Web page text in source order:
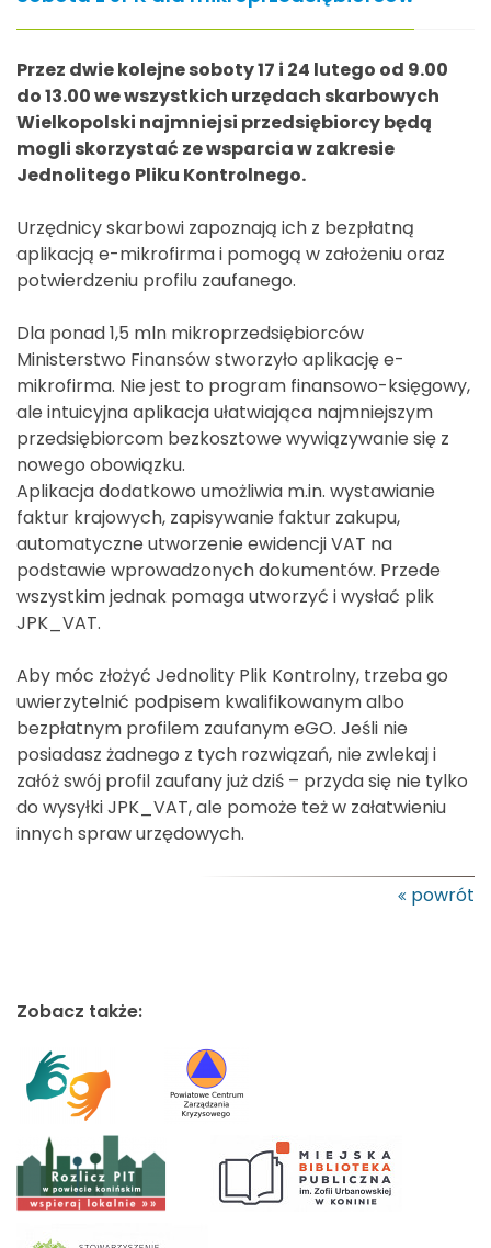
Przez dwie kolejne soboty 17 i 24 lutego od 9.00
do 13.00 we wszystkich urzędach skarbowych
Wielkopolski najmniejsi przedsiębiorcy będą
mogli skorzystać ze wsparcia w zakresie
Jednolitego Pliku Kontrolnego.
Urzędnicy skarbowi zapoznają ich z bezpłatną
aplikacją e-mikrofirma i pomogą w założeniu oraz
potwierdzeniu profilu zaufanego.
Dla ponad 1,5 mln mikroprzedsiębiorców
Ministerstwo Finansów stworzyło aplikację e-
mikrofirma. Nie jest to program finansowo-księgowy,
ale intuicyjna aplikacja ułatwiająca najmniejszym
przedsiębiorcom bezkosztowe wywiązywanie się z
nowego obowiązku.
Aplikacja dodatkowo umożliwia m.in. wystawianie
faktur krajowych, zapisywanie faktur zakupu,
automatyczne utworzenie ewidencji VAT na
podstawie wprowadzonych dokumentów. Przede
wszystkim jednak pomaga utworzyć i wysłać plik
JPK_VAT.
Aby móc złożyć Jednolity Plik Kontrolny, trzeba go
uwierzytelnić podpisem kwalifikowanym albo
bezpłatnym profilem zaufanym eGO. Jeśli nie
posiadasz żadnego z tych rozwiązań, nie zwlekaj i
załóż swój profil zaufany już dziś – przyda się nie tylko
do wysyłki JPK_VAT, ale pomoże też w załatwieniu
innych spraw urzędowych.
powrót
Zobacz także: